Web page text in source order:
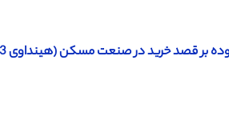
بر قصد خرید در صنعت مسکن (هینداوی 2023)